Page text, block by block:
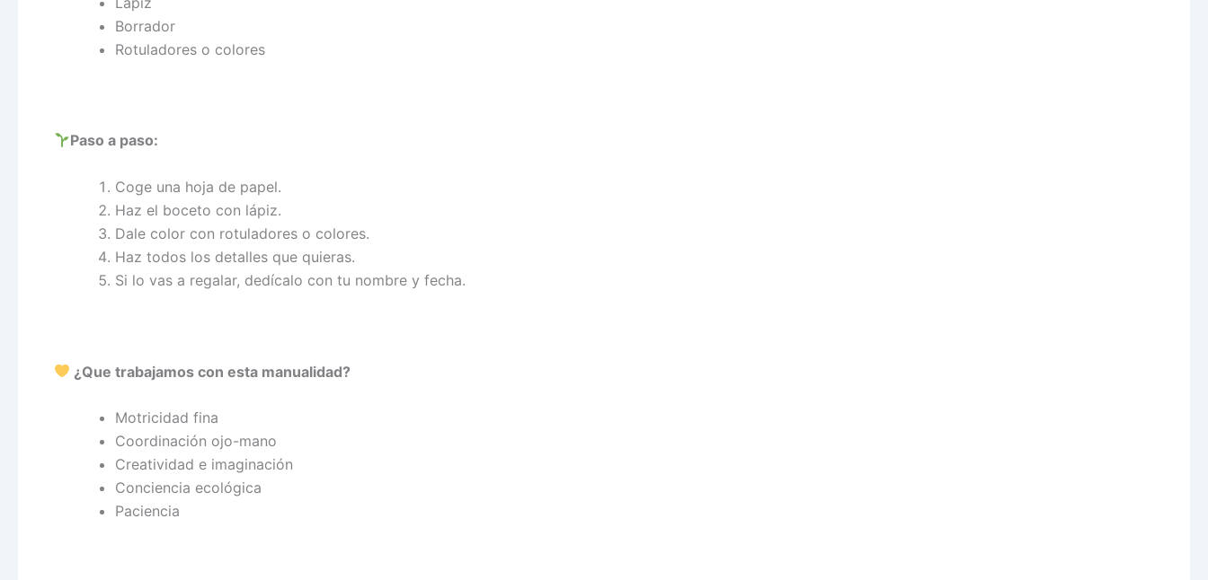
Borrador
Rotuladores o colores
Paso a paso:
Coge una hoja de papel.
Haz el boceto con lápiz.
Dale color con rotuladores o colores.
Haz todos los detalles que quieras.
Si lo vas a regalar, dedícalo con tu nombre y fecha.
¿Que trabajamos con esta manualidad?
Motricidad fina
Coordinación ojo-mano
Creatividad e imaginación
Conciencia ecológica
Paciencia